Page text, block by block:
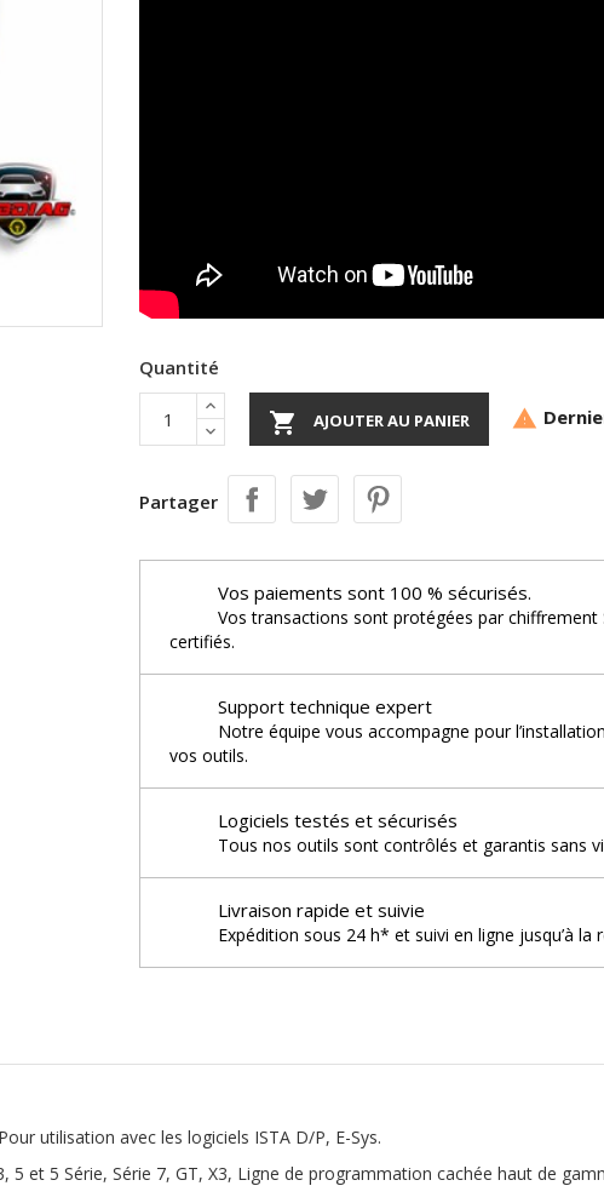
Quantité
 AJOUTER AU PANIER 
Partager
Vos paiements sont 100 % sécurisés.
Vos transactions sont protégées par
certifiés.
Support technique expert
Notre équipe vous accompagne pour
vos outils.
Logiciels testés et sécurisés
Tous nos outils sont contrôlés et garantis sans
Livraison rapide et suivie
Expédition sous 24 h* et suivi en ligne jusqu’à
utilisation avec les logiciels ISTA D/P, E-Sys.
et 5 Série, Série 7, GT, X3, Ligne de programmation cachée haut de